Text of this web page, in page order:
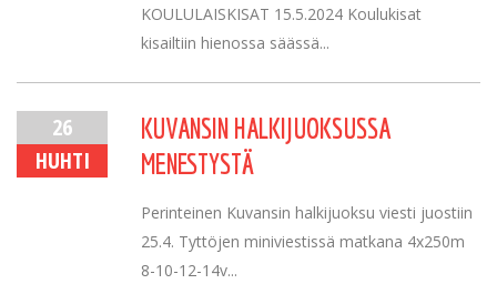
KOULULAISKISAT 15.5.2024 Koulukisat
kisailtiin hienossa säässä...
26
HUHTI
KUVANSIN HALKIJUOKSUSSA
MENESTYSTÄ
Perinteinen Kuvansin halkijuoksu viesti juostiin
25.4. Tyttöjen miniviestissä matkana 4x250m
8-10-12-14v...